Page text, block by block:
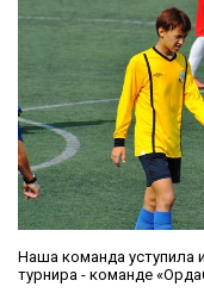
Наша команда уступила
турнира - команде